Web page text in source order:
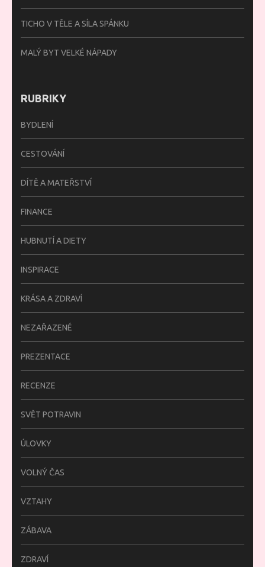
TICHO V TĚLE A SÍLA SPÁNKU
MALÝ BYT VELKÉ NÁPADY
RUBRIKY
BYDLENÍ
CESTOVÁNÍ
DÍTĚ A MATEŘSTVÍ
FINANCE
HUBNUTÍ A DIETY
INSPIRACE
KRÁSA A ZDRAVÍ
NEZAŘAZENÉ
PREZENTACE
RECENZE
SVĚT POTRAVIN
ÚLOVKY
VOLNÝ ČAS
VZTAHY
ZÁBAVA
ZDRAVÍ